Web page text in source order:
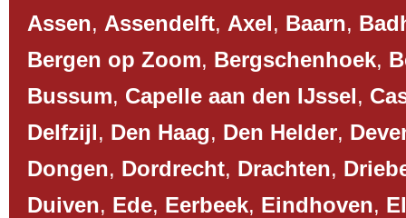
Assen, Assendelft, Axel, Baarn,
Bergen op Zoom, Bergschenhoek,
Bussum, Capelle aan den IJssel,
Delfzijl, Den Haag, Den Helder,
Dongen, Dordrecht, Drachten,
Duiven, Ede, Eerbeek, Eindhoven,